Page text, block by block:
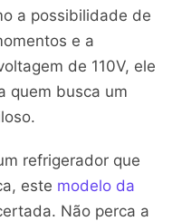
a possibilidade de
e a
de 110V, ele
quem busca um
refrigerador que
este modelo da
Não perca a